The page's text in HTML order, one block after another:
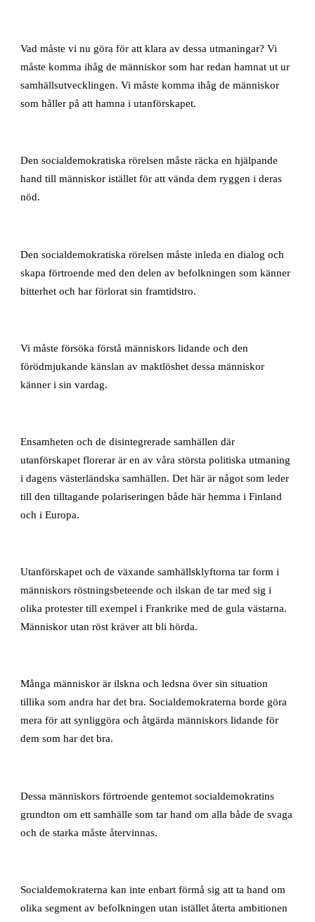
Vad måste vi nu göra för att klara av dessa utmaningar? Vi
måste komma ihåg de människor som har redan hamnat ut ur
samhällsutvecklingen. Vi måste komma ihåg de människor
som håller på att hamna i utanförskapet.
Den socialdemokratiska rörelsen måste räcka en hjälpande
hand till människor istället för att vända dem ryggen i deras
nöd.
Den socialdemokratiska rörelsen måste inleda en dialog och
skapa förtroende med den delen av befolkningen som känner
bitterhet och har förlorat sin framtidstro.
Vi måste försöka förstå människors lidande och den
förödmjukande känslan av maktlöshet dessa människor
känner i sin vardag.
Ensamheten och de disintegrerade samhällen där
utanförskapet florerar är en av våra största politiska utmaning
i dagens västerländska samhällen. Det här är något som leder
till den tilltagande polariseringen både här hemma i Finland
och i Europa.
Utanförskapet och de växande samhällsklyftorna tar form i
människors röstningsbeteende och ilskan de tar med sig i
olika protester till exempel i Frankrike med de gula västarna.
Människor utan röst kräver att bli hörda.
Många människor är ilskna och ledsna över sin situation
tillika som andra har det bra. Socialdemokraterna borde göra
mera för att synliggöra och åtgärda människors lidande för
dem som har det bra.
Dessa människors förtroende gentemot socialdemokratins
grundton om ett samhälle som tar hand om alla både de svaga
och de starka måste återvinnas.
Socialdemokraterna kan inte enbart förmå sig att ta hand om
olika segment av befolkningen utan istället återta ambitionen